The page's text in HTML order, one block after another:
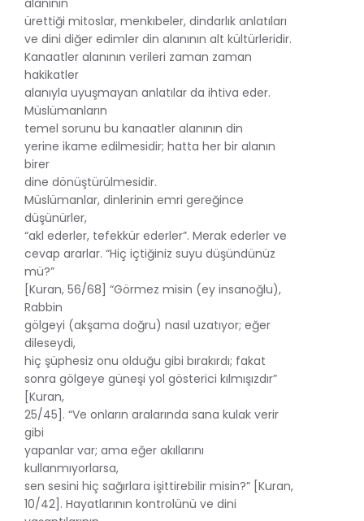
ürettiği mitoslar, menkıbeler, dindarlık anlatıları
ve dini diğer edimler din alanının alt kültürleridir.
Kanaatler alanının verileri zaman zaman
hakikatler
alanıyla uyuşmayan anlatılar da ihtiva eder.
Müslümanların
temel sorunu bu kanaatler alanının din
yerine ikame edilmesidir; hatta her bir alanın
birer
dine dönüştürülmesidir.
Müslümanlar, dinlerinin emri gereğince
düşünürler,
“akl ederler, tefekkür ederler”. Merak ederler ve
cevap ararlar. “Hiç içtiğiniz suyu düşündünüz
mü?”
[Kuran, 56/68] “Görmez misin (ey insanoğlu),
Rabbin
gölgeyi (akşama doğru) nasıl uzatıyor; eğer
dileseydi,
hiç şüphesiz onu olduğu gibi bırakırdı; fakat
sonra gölgeye güneşi yol gösterici kılmışızdır”
[Kuran,
25/45]. “Ve onların aralarında sana kulak verir
gibi
yapanlar var; ama eğer akıllarını
kullanmıyorlarsa,
sen sesini hiç sağırlara işittirebilir misin?” [Kuran,
10/42]. Hayatlarının kontrolünü ve dini